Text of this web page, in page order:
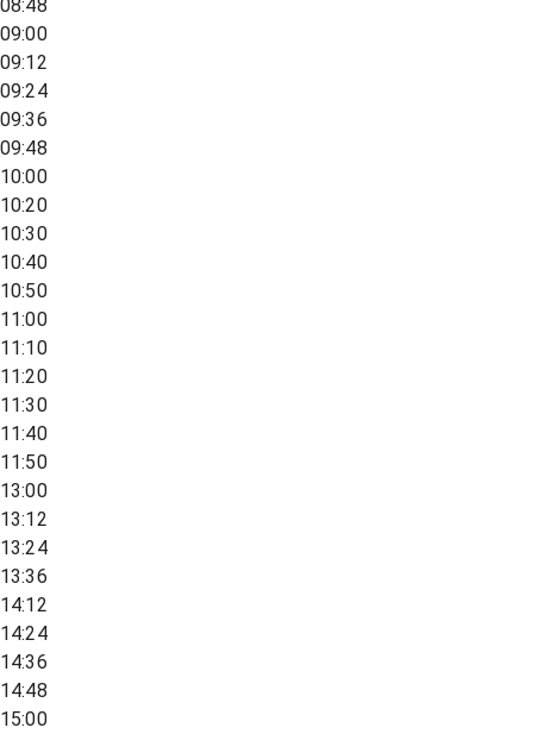
08:48
09:00
09:12
09:24
09:36
09:48
10:00
10:20
10:30
10:40
10:50
11:00
11:10
11:20
11:30
11:40
11:50
13:00
13:12
13:24
13:36
14:12
14:24
14:36
14:48
15:00